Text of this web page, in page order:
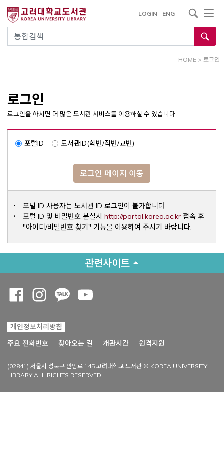
건
통합검색
LOGIN ENG
사이트내 검색
HOME > 로그인
로그인
로그인을 하시면 더 많은 도서관 서비스를 이용하실 수 있습니다.
포털ID 도서관ID(학번/직번/교번)
로그인 페이지 이동
포털 ID 사용자는 도서관 ID 로그인이 불가합니다.
포털 ID 및 비밀번호 분실시 http://portal.korea.ac.krOpens a
접속 후
"아이디/비밀번호 찾기" 기능을 이용하여 주시기 바랍니다.
관련사이트
개인정보처리방침
주요 전화번호
찾아오는 길 개관시간 원격지원
(02841) 서울시 성북구 안암로 145 고려대학교 도서관 © KOREA UNIVERSITY
LIBRARY ALL RIGHTS RESERVED.
Opens a new window
Opens a new window
Opens a new window